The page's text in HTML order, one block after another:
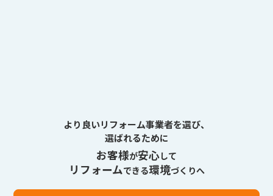
より良いリフォーム事業者を選び、
選ばれるために
お客様が安心して
リフォームできる環境づくりへ